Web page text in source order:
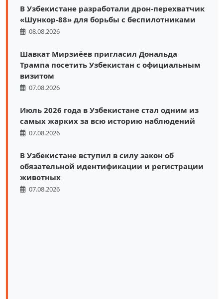
В Узбекистане разработали дрон-перехватчик
«Шункор-88» для борьбы с беспилотниками
08.08.2026
Шавкат Мирзиёев пригласил Дональда
Трампа посетить Узбекистан с официальным
визитом
07.08.2026
Июль 2026 года в Узбекистане стал одним из
самых жарких за всю историю наблюдений
07.08.2026
В Узбекистане вступил в силу закон об
обязательной идентификации и регистрации
животных
07.08.2026